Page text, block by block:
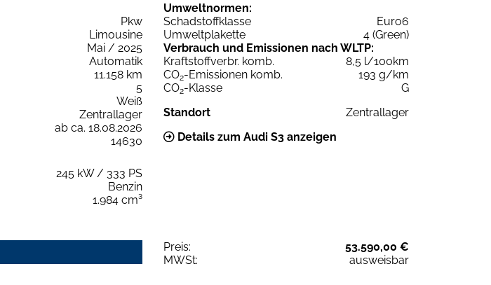
Pkw
Limousine
Mai / 2025
Automatik
11.158 km
5
Weiß
Zentrallager
ab ca. 18.08.2026
14630
245 kW / 333 PS
Benzin
1.984 cm³
Umweltnormen:
Schadstoffklasse
Euro6
Umweltplakette
4 (Green)
Verbrauch und Emissionen nach WLTP:
Kraftstoffverbr. komb.
8,5 l/100km
CO2-Emissionen komb.
193 g/km
CO2-Klasse
G
Standort
Zentrallager
Details zum Audi S3 anzeigen
Preis:
53.590,00 €
MWSt:
ausweisbar